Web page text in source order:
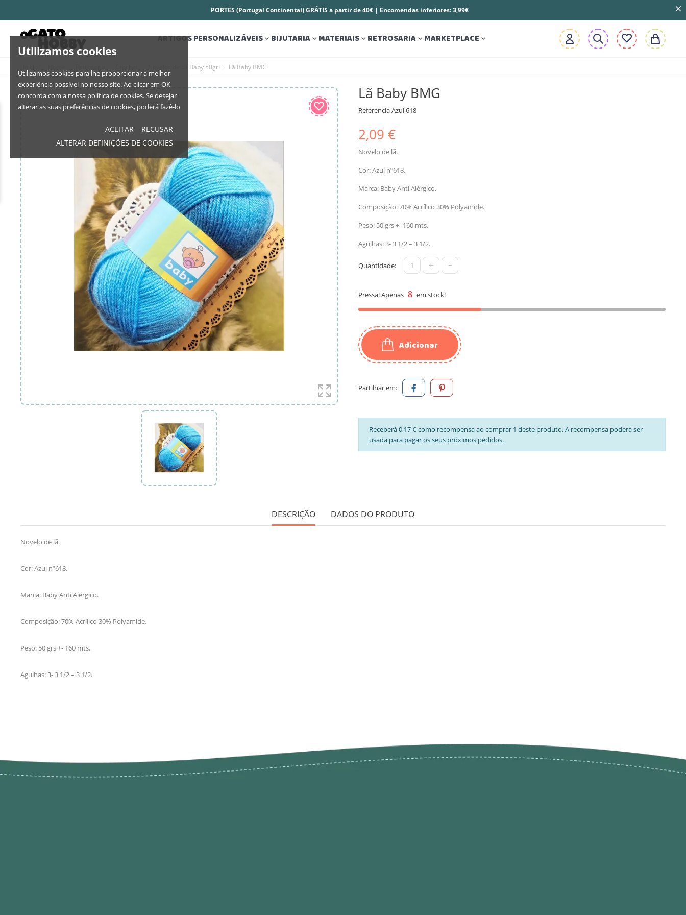
Utilizamos cookies
Utilizamos cookies para lhe proporcionar a melhor
experiência possível no nosso site. Ao clicar em OK,
concorda com a nossa política de cookies. Se desejar
alterar as suas preferências de cookies, poderá fazê-lo
ACEITAR
RECUSAR
ALTERAR DEFINIÇÕES DE COOKIES
PORTES (Portugal Continental) GRÁTIS a partir de 40€ | Encomendas inferiores: 3,99€
ARTIGOS PERSONALIZÁVEIS BIJUTARIA MATERIAIS RETROSARIA MARKETPLACE 
Novelos de Lã Baby 50gr Lã Baby BMG
Lã Baby BMG
ReferenciaAzul 618
2,09 €
Novelo de lã.
Cor: Azul nº618.
Marca: Baby Anti Alérgico.
Composição: 70% Acrílico 30% Polyamide.
Peso: 50 grs +- 160 mts.
Agulhas: 3- 3 1/2 – 3 1/2.
Quantidade: + -
Pressa! Apenas 8 em stock!
Adicionar
Partilhar em:
Receberá 0,17 € como recompensa ao comprar 1 deste produto. A recompensa poderá ser
usada para pagar os seus próximos pedidos.
DESCRIÇÃO DADOS DO PRODUTO
Novelo de lã.
Cor: Azul nº618.
Marca: Baby Anti Alérgico.
Composição: 70% Acrílico 30% Polyamide.
Peso: 50 grs +- 160 mts.
Agulhas: 3- 3 1/2 – 3 1/2.